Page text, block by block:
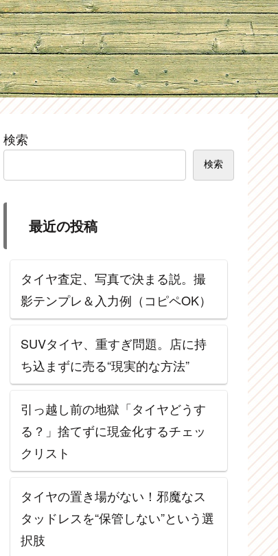
検索
検索
最近の投稿
タイヤ査定、写真で決まる説。撮
影テンプレ＆入力例（コピペOK）
SUVタイヤ、重すぎ問題。店に持
ち込まずに売る“現実的な方法”
引っ越し前の地獄「タイヤどうす
る？」捨てずに現金化するチェッ
クリスト
タイヤの置き場がない！邪魔なス
タッドレスを“保管しない”という選
択肢